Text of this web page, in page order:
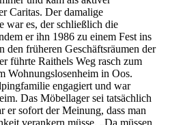
Caritas. Der damalige
war es, der schließlich die
er ihn 1986 zu einem Fest ins
den früheren Geschäftsräumen der
führte Raithels Weg rasch zum
Wohnungslosenheim in Oos.
engagiert und war
Das Möbellager sei tatsächlich
er sofort der Meinung, dass man
verankern müsse. „Da müssen